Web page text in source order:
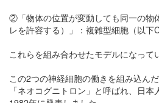
②「物体の位置が変動しても同一の物
レを許容する）」：複雑型細胞（以下C
これらを組み合わせたモデルになって
この2つの神経細胞の働きを組み込ん
「ネオコグニトロン」と呼ばれ、日